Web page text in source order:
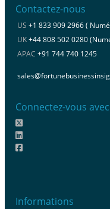
Contactez-nous
US +1 833 909 2966 (
UK+44 808 502 0280
APAC +91 744 740 1245
Connectez-vous
Informations